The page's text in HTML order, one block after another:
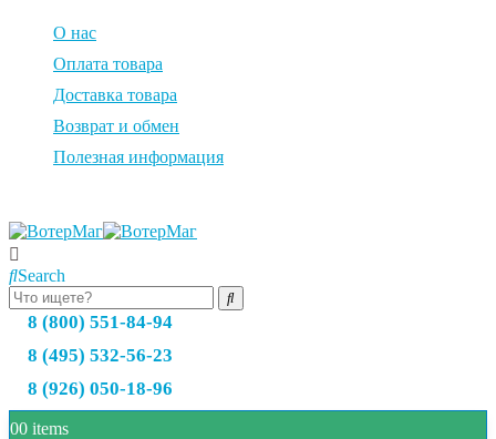
О нас
Оплата товара
Доставка товара
Возврат и обмен
Полезная информация
Search
8 (800) 551-84-94
8 (495) 532-56-23
8 (926) 050-18-96
00 items